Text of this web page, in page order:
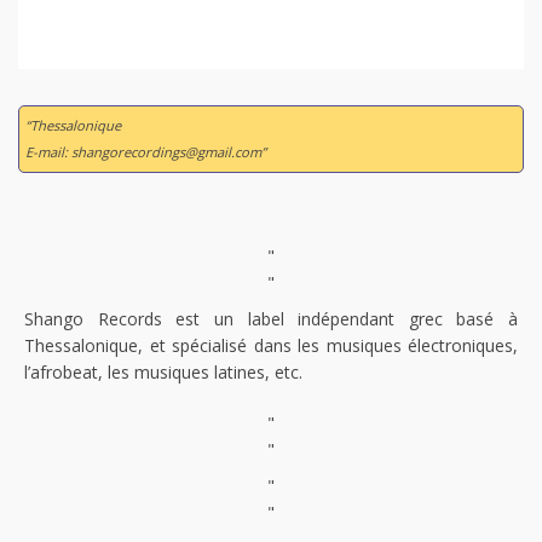
“Thessalonique
E-mail: shangorecordings@gmail.com”
"
"
Shango Records est un label indépendant grec basé à
Thessalonique, et spécialisé dans les musiques électroniques,
l’afrobeat, les musiques latines, etc.
"
"
"
"